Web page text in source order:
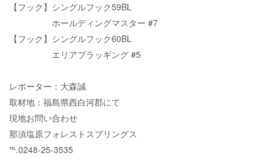
【フック】シングルフック59BL
ホールディングマスター #7
【フック】シングルフック60BL
エリアプラッギング #5
レポーター：大森誠
取材地：福島県西白河郡にて
現地お問い合わせ
那須塩原フォレストスプリングス
℡.0248-25-3535